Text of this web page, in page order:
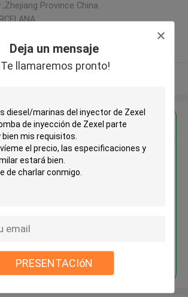
Deja un mensaje
llamaremos pronto!
PRESENTACIóN
,Zhejiang Province China
Proveedor verificado
el mejor precio por
Las bocas diesel/marinas del
inyector de Zexel del motor,
Continuar